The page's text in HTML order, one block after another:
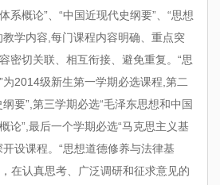
系概论”、“中国近现代史纲要”、“思想
学内容,每门课程内容明确、重点突
密切关联、相互衔接、避免重复。“思
2014级新生第一学期必选课程,第二
要”,第三学期必选“毛泽东思想和中国
论”,最后一个学期必选“马克思主义基
设课程。“思想道德修养与法律基
在认真思考、广泛调研和征求意见的